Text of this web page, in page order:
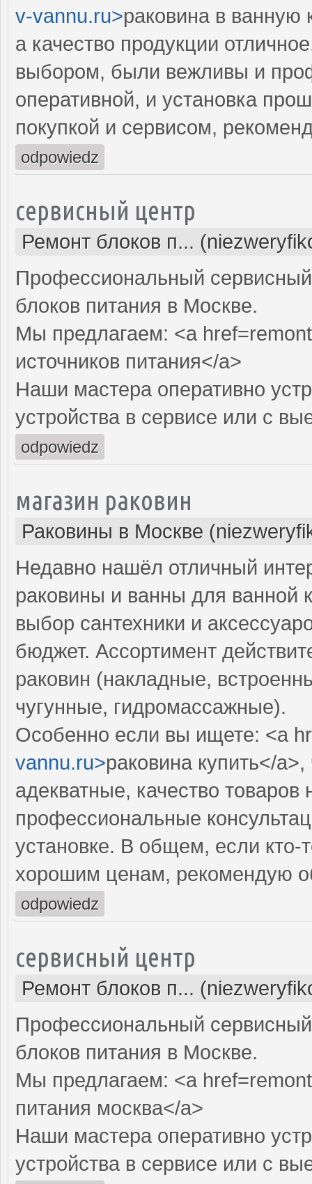
v-vannu.ru>раковина в ванную
а качество продукции
выбором, были вежливы и
оперативной, и установка
покупкой и сервисом,
odpowiedz
сервисный центр
Ремонт блоков п...
Профессиональный
блоков питания в Москве.
Мы предлагаем: <a
источников питания</a>
Наши мастера оперативно
устройства в сервисе или с
odpowiedz
магазин раковин
Раковины в Москве
Недавно нашёл отличный
раковины и ванны для ванной
выбор сантехники и
бюджет. Ассортимент
раковин (накладные,
чугунные, гидромассажные).
Особенно если вы ищете: <a
vannu.ru>раковина купить</
адекватные, качество
профессиональные
установке. В общем, если кто-
хорошим ценам, рекомендую
odpowiedz
сервисный центр
Ремонт блоков п...
Профессиональный
блоков питания в Москве.
Мы предлагаем: <a
питания москва</a>
Наши мастера оперативно
устройства в сервисе или с